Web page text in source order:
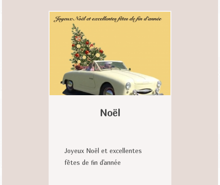
Noël
Joyeux Noël et excellentes
fêtes de fin d'année